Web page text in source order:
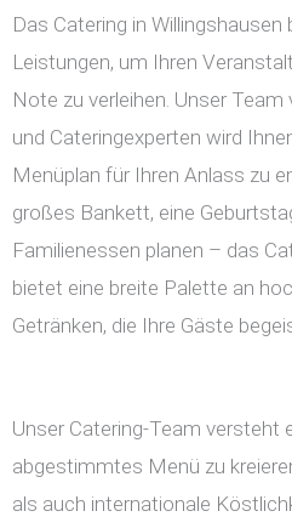
Das Catering in
Leistungen, um Ihren
Note zu verleihen. Unser
und Cateringexperten wird
Menüplan für Ihren Anlass zu
großes Bankett, eine
Familienessen planen – das
bietet eine breite Palette an
Getränken, die Ihre Gäste
Unser Catering-Team versteht
abgestimmtes Menü zu
als auch internationale